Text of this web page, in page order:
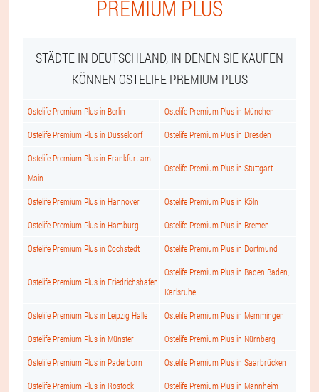
PREMIUM PLUS
STÄDTE IN DEUTSCHLAND, IN DENEN SIE KAUFEN
KÖNNEN OSTELIFE PREMIUM PLUS
Ostelife Premium Plus in Berlin Ostelife Premium Plus in München
Ostelife Premium Plus in Düsseldorf Ostelife Premium Plus in Dresden
Ostelife Premium Plus in Frankfurt am
Main
Ostelife Premium Plus in Stuttgart
Ostelife Premium Plus in Hannover Ostelife Premium Plus in Köln
Ostelife Premium Plus in Hamburg Ostelife Premium Plus in Bremen
Ostelife Premium Plus in Cochstedt Ostelife Premium Plus in Dortmund
Ostelife Premium Plus in Friedrichshafen
Ostelife Premium Plus in Baden Baden,
Karlsruhe
Ostelife Premium Plus in Leipzig Halle Ostelife Premium Plus in Memmingen
Ostelife Premium Plus in Münster Ostelife Premium Plus in Nürnberg
Ostelife Premium Plus in Paderborn Ostelife Premium Plus in Saarbrücken
Ostelife Premium Plus in Rostock Ostelife Premium Plus in Mannheim